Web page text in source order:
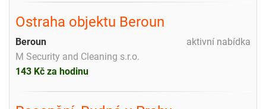
Ostraha objektu Beroun
aktivní nabídka
Beroun
M Security and Cleaning s.r.o.
143 Kč za hodinu